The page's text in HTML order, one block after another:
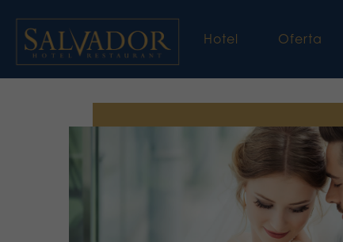
Hotel Oferta